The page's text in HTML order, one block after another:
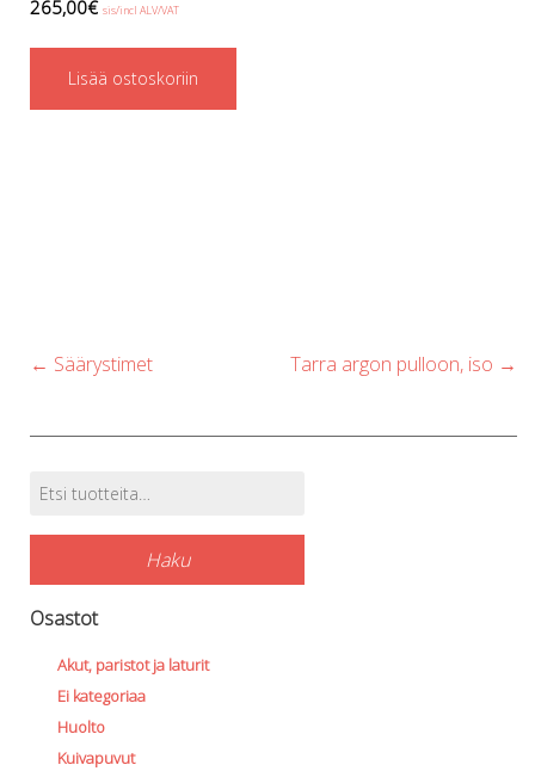
265,00€ sis/incl ALV/VAT
Lisää ostoskoriin
Post
← Säärystimet Tarra argon pulloon, iso →
Tuotehaku
Etsi:
Haku
Osastot
Akut, paristot ja laturit
Ei kategoriaa
Huolto
Kuivapuvut